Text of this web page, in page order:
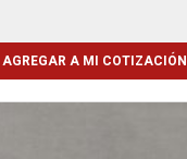
AGREGAR A MI COTIZACIÓN